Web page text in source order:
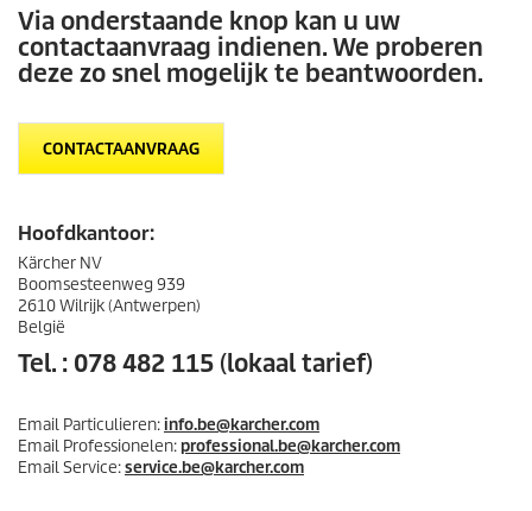
Via onderstaande knop kan u uw
contactaanvraag indienen. We proberen
deze zo snel mogelijk te beantwoorden.
CONTACTAANVRAAG
Hoofdkantoor:
Kärcher NV
Boomsesteenweg 939
2610 Wilrijk (Antwerpen)
België
Tel. : 078 482 115 (lokaal tarief)
Email Particulieren:info.be@karcher.com
Email Professionelen:professional.be@karcher.com
Email Service:service.be@karcher.com